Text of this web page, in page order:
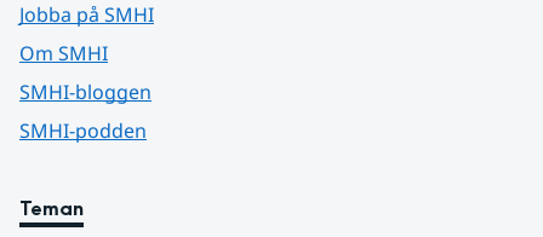
Jobba på SMHI
Om SMHI
SMHI-bloggen
SMHI-podden
Teman